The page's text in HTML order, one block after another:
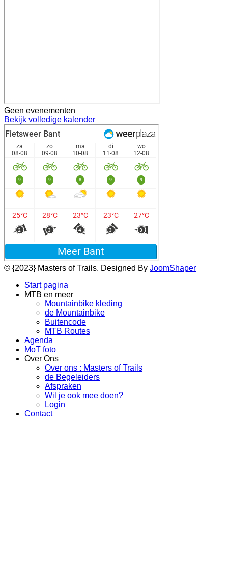
Geen evenementen
Bekijk volledige kalender
© {2023} Masters of Trails. Designed By JoomShaper
Start pagina
MTB en meer
Mountainbike kleding
de Mountainbike
Buitencode
MTB Routes
Agenda
MoT foto
Over Ons
Over ons : Masters of Trails
de Begeleiders
Afspraken
Wil je ook mee doen?
Login
Contact